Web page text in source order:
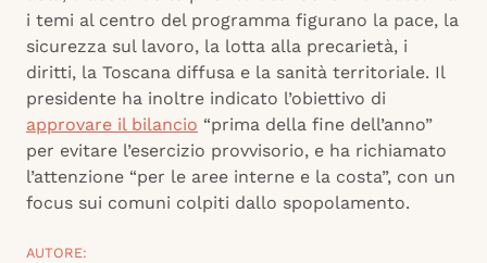
i temi al centro del programma figurano la pace, la
sicurezza sul lavoro, la lotta alla precarietà, i
diritti, la Toscana diffusa e la sanità territoriale. Il
presidente ha inoltre indicato l’obiettivo di
approvare il bilancio “prima della fine dell’anno”
per evitare l’esercizio provvisorio, e ha richiamato
l’attenzione “per le aree interne e la costa”, con un
focus sui comuni colpiti dallo spopolamento.
AUTORE: